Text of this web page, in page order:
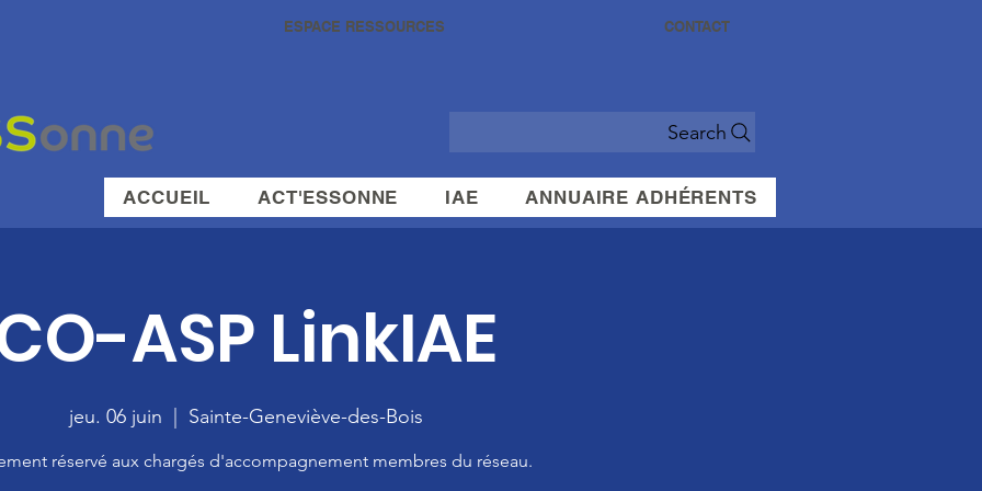
ESPACE RESSOURCES CONTACT
Search
ACCUEIL ACT'ESSONNE IAE ANNUAIRE ADHÉRENTS
ASP LinkIAE
jeu. 06 juin Sainte-Geneviève-des-Bois
réservé aux chargés d'accompagnement membres du réseau.